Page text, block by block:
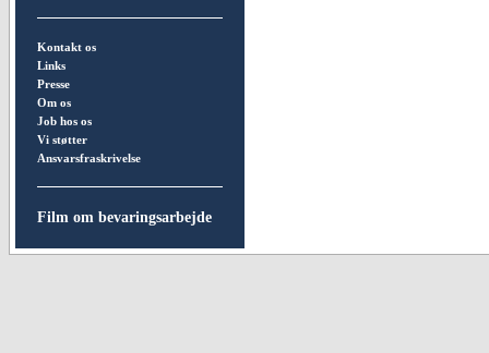
Kontakt os
Links
Presse
Om os
Job hos os
Vi støtter
Ansvarsfraskrivelse
Film om bevaringsarbejde